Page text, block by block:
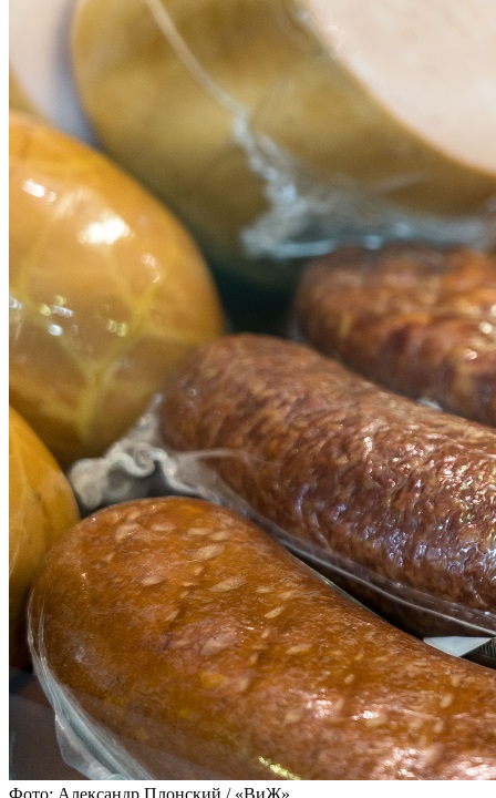
Фото: Александр Плонский / «ВиЖ»